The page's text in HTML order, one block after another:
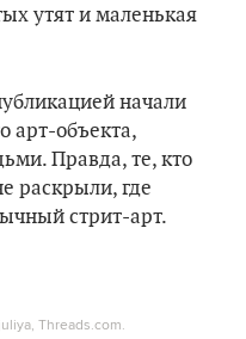
утят и маленькая
начали
арт-объекта,
Правда, те, кто
раскрыли, где
стрит-арт.
Threads.com.